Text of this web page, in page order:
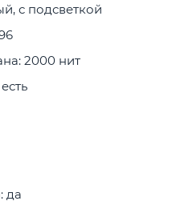
с подсветкой
2000 нит
да